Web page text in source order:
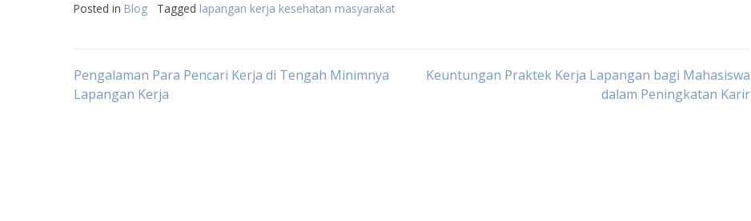
Posted in Blog Tagged lapangan kerja kesehatan masyarakat
Post
Pengalaman Para Pencari Kerja di Tengah Minimnya
Lapangan Kerja
Keuntungan Praktek Kerja Lapangan bagi Mahasiswa
dalam Peningkatan Karir